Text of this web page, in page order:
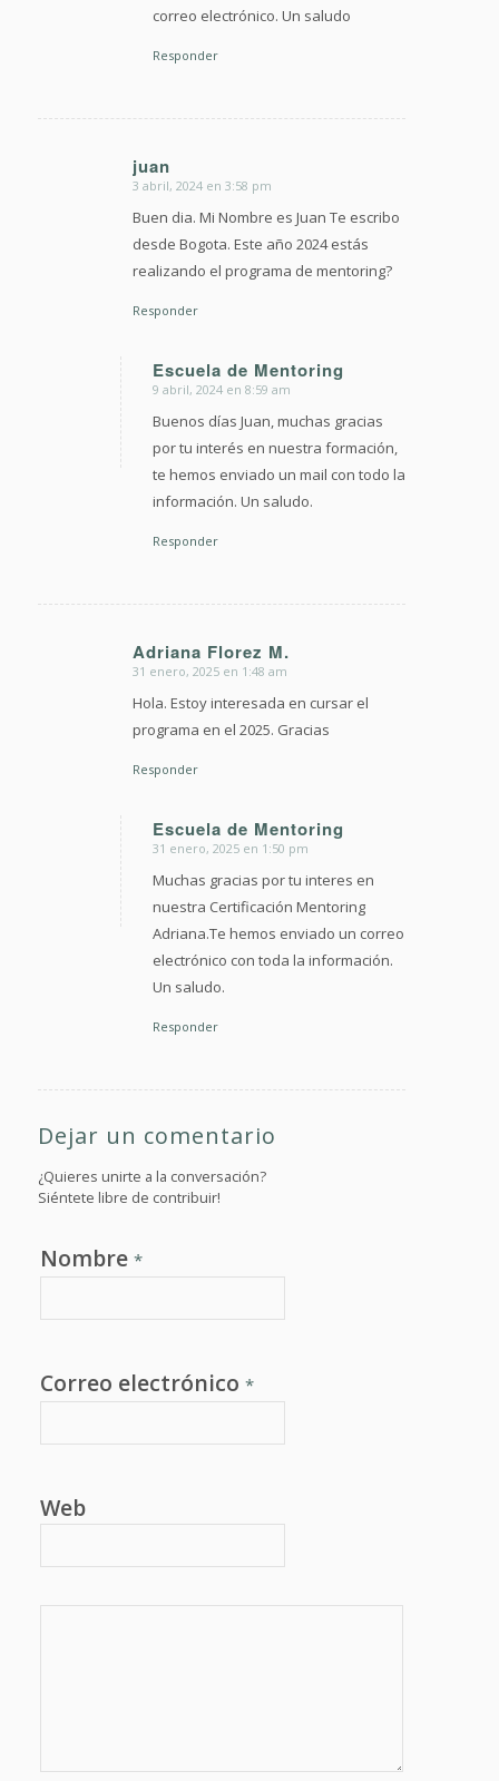
correo electrónico. Un saludo
Responder
juan
Dice:
3 abril, 2024 en 3:58 pm
Buen dia. Mi Nombre es Juan Te escribo
desde Bogota. Este año 2024 estás
realizando el programa de mentoring?
Responder
Escuela de Mentoring
Dice:
9 abril, 2024 en 8:59 am
Buenos días Juan, muchas gracias
por tu interés en nuestra formación,
te hemos enviado un mail con todo la
información. Un saludo.
Responder
Adriana Florez M.
Dice:
31 enero, 2025 en 1:48 am
Hola. Estoy interesada en cursar el
programa en el 2025. Gracias
Responder
Escuela de Mentoring
Dice:
31 enero, 2025 en 1:50 pm
Muchas gracias por tu interes en
nuestra Certificación Mentoring
Adriana.Te hemos enviado un correo
electrónico con toda la información.
Un saludo.
Responder
Dejar un comentario
¿Quieres unirte a la conversación?
Siéntete libre de contribuir!
Nombre *
Correo electrónico *
Web